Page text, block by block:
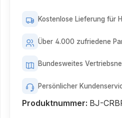
Kostenlose Lieferung für
Über 4.000 zufriedene
Bundesweites
Persönlicher
Produktnummer: BJ-